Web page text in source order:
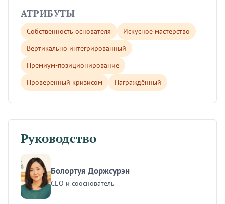
АТРИБУТЫ
Собственность основателя
Искусное мастерство
Вертикально интегрированный
Премиум-позиционирование
Проверенный кризисом
Награждённый
Руководство
Болортуя Доржсурэн
CEO и сооснователь